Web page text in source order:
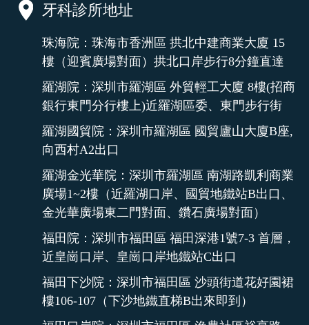
牙科診所地址
珠海院：珠海市香洲區 拱北中建商業大廈 15
樓（迎賓廣場對面）拱北口岸步行8分鐘直達
羅湖院：深圳市羅湖區 外貿輕工大廈 8樓(招商
銀行東門分行樓上)近羅湖區委、東門步行街
羅湖國貿院：深圳市羅湖區 國貿廬山大廈B座,
向西村A2出口
羅湖金光華院：深圳市羅湖區 南湖路凱利商業
廣場1~2樓（近羅湖口岸、國貿地鐵站B出口、
金光華廣場東二門對面、鑽石廣場對面）
福田院：深圳市福田區 福田深港1號7-3 首層，
近皇崗口岸、皇崗口岸地鐵站C出口
福田下沙院：深圳市福田區 沙頭街道花好園裙
樓106-107（下沙地鐵直梯B出來即到）